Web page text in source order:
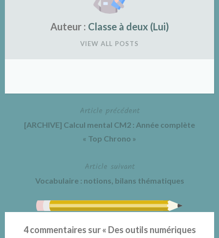
Auteur : Classe à deux (Lui)
VIEW ALL POSTS
Article précédent
[ARCHIVE] Calcul mental CM2 : Année complète
« Top Chrono »
Article suivant
Vocabulaire : notions, bilans thématiques
4 commentaires sur « Des outils numériques